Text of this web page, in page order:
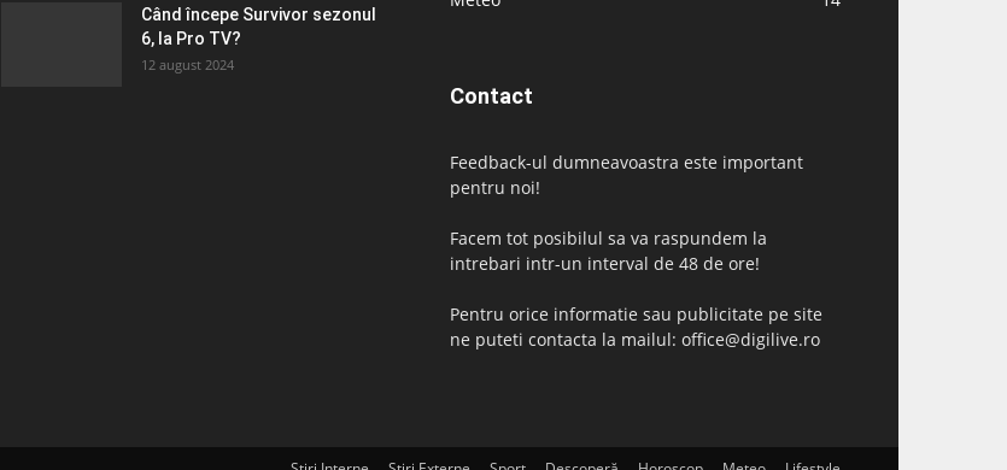
Când începe Survivor sezonul
6, la Pro TV?
12 august 2024
Contact
Feedback-ul dumneavoastra este important
pentru noi!
Facem tot posibilul sa va raspundem la
intrebari intr-un interval de 48 de ore!
Pentru orice informatie sau publicitate pe site
ne puteti contacta la mailul: office@digilive.ro